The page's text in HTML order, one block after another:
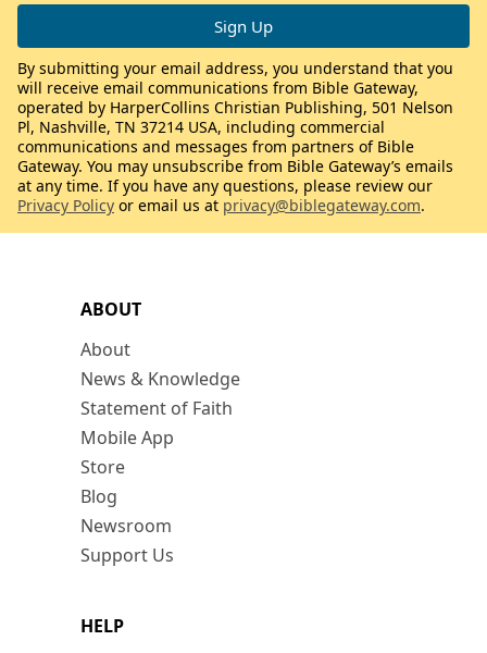
ABOUT
About
News & Knowledge
Statement of Faith
Mobile App
Store
Blog
Newsroom
Support Us
HELP
By submitting your email address, you understand that you
will receive email communications from Bible Gateway,
operated by HarperCollins Christian Publishing, 501 Nelson
Pl, Nashville, TN 37214 USA, including commercial
communications and messages from partners of Bible
Gateway. You may unsubscribe from Bible Gateway’s emails
at any time. If you have any questions, please review our
Privacy Policy or email us at privacy@biblegateway.com.